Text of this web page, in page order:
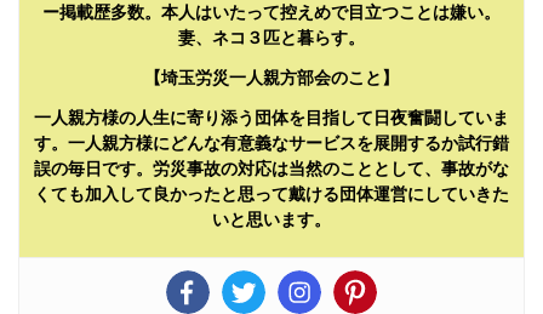
ー掲載歴多数。本人はいたって控えめで目立つことは嫌い。
妻、ネコ３匹と暮らす。
【埼玉労災一人親方部会のこと】
一人親方様の人生に寄り添う団体を目指して日夜奮闘していま
す。一人親方様にどんな有意義なサービスを展開するか試行錯
誤の毎日です。労災事故の対応は当然のこととして、事故がな
くても加入して良かったと思って戴ける団体運営にしていきた
いと思います。